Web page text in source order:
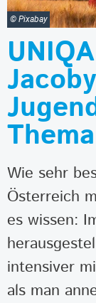
© Pixabay
Wie sehr
Österreich
es wissen:
intensiver
als man